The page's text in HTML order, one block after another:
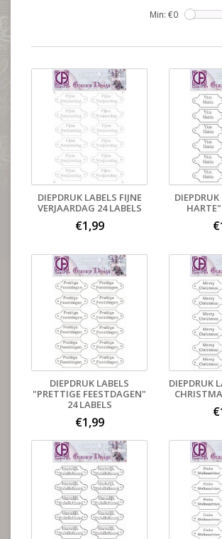
Min: €0
DIEPDRUK LABELS FIJNE
VERJAARDAG 24 LABELS
€1,99
DIEPDRUK LABELS
"PRETTIGE FEESTDAGEN"
24 LABELS
€1,99
DIEPDRUK